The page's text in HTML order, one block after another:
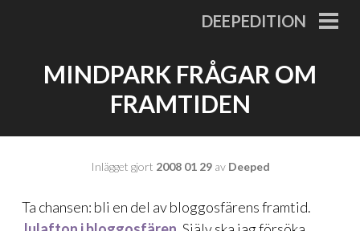
DEEPEDITION
MINDPARK FRÅGAR OM
FRAMTIDEN
Inlägget gjort 2008 01 29av Deeped
Ta chansen: bli en del av bloggosfärens framtid.